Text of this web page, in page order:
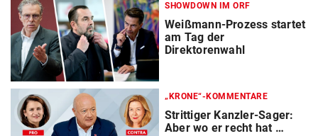
SHOWDOWN IM ORF
Weißmann-Prozess startet
am Tag der
Direktorenwahl
„KRONE“-KOMMENTARE
Strittiger Kanzler-Sager:
Aber wo er recht hat …